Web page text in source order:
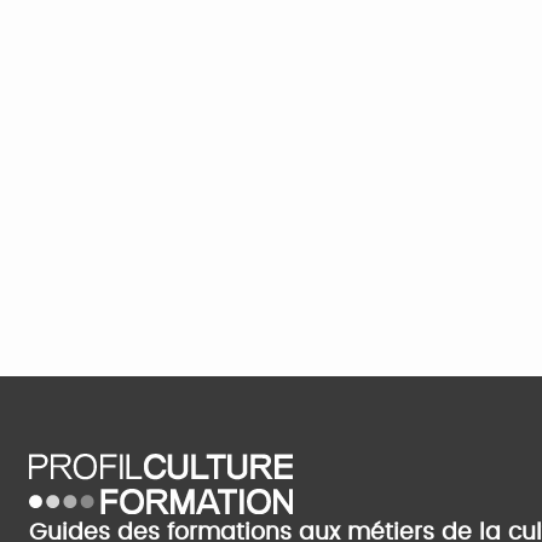
Guides des formations aux métiers de la